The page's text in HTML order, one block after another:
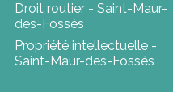
Droit routier - Saint-Maur-
des-Fossés
Propriété intellectuelle -
Saint-Maur-des-Fossés